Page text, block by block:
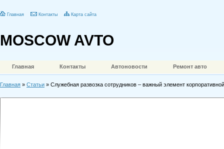
Главная Контакты Карта сайта
MOSCOW AVTO
Главная Контакты Автоновости Ремонт авто
Главная » Статьи » Служебная развозка сотрудников – важный элемент